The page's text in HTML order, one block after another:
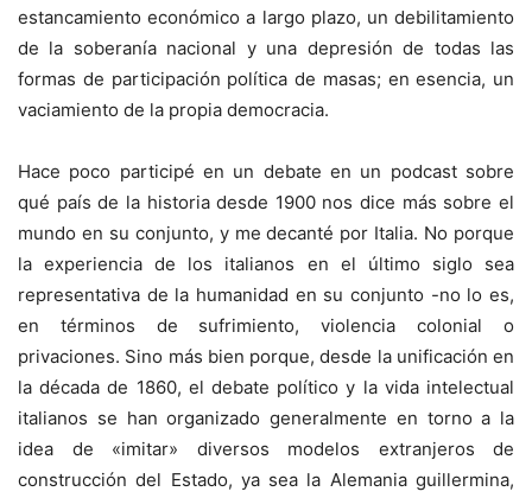
estancamiento económico a largo plazo, un debilitamiento
de la soberanía nacional y una depresión de todas las
formas de participación política de masas; en esencia, un
vaciamiento de la propia democracia.
Hace poco participé en un debate en un podcast sobre
qué país de la historia desde 1900 nos dice más sobre el
mundo en su conjunto, y me decanté por Italia. No porque
la experiencia de los italianos en el último siglo sea
representativa de la humanidad en su conjunto -no lo es,
en términos de sufrimiento, violencia colonial o
privaciones. Sino más bien porque, desde la unificación en
la década de 1860, el debate político y la vida intelectual
italianos se han organizado generalmente en torno a la
idea de «imitar» diversos modelos extranjeros de
construcción del Estado, ya sea la Alemania guillermina,